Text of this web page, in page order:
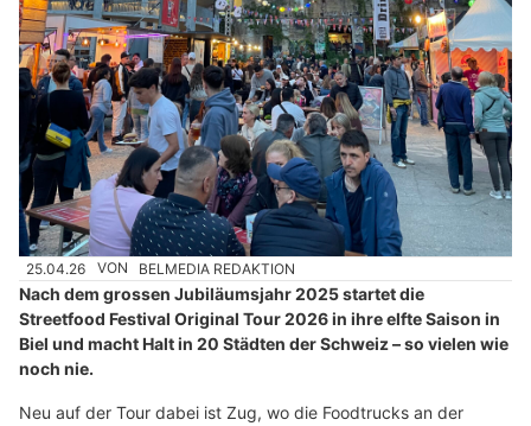
25.04.26 VON BELMEDIA REDAKTION
Nach dem grossen Jubiläumsjahr 2025 startet die
Streetfood Festival Original Tour 2026 in ihre elfte Saison in
Biel und macht Halt in 20 Städten der Schweiz – so vielen wie
noch nie.
Neu auf der Tour dabei ist Zug, wo die Foodtrucks an der